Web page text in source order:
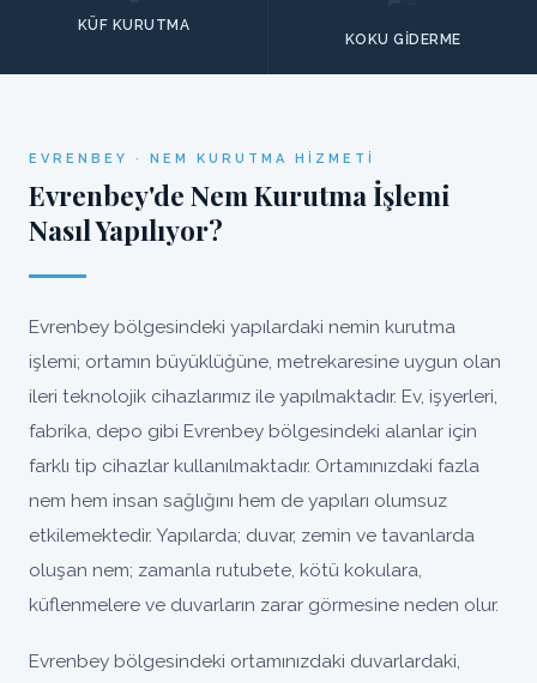
KÜF KURUTMA
KOKU GIDERME
EVRENBEY · NEM KURUTMA HIZMETI
Evrenbey'de Nem Kurutma İşlemi
Nasıl Yapılıyor?
Evrenbey bölgesindeki yapılardaki nemin kurutma
işlemi; ortamın büyüklüğüne, metrekaresine uygun olan
ileri teknolojik cihazlarımız ile yapılmaktadır. Ev, işyerleri,
fabrika, depo gibi Evrenbey bölgesindeki alanlar için
farklı tip cihazlar kullanılmaktadır. Ortamınızdaki fazla
nem hem insan sağlığını hem de yapıları olumsuz
etkilemektedir. Yapılarda; duvar, zemin ve tavanlarda
oluşan nem; zamanla rutubete, kötü kokulara,
küflenmelere ve duvarların zarar görmesine neden olur.
Evrenbey bölgesindeki ortamınızdaki duvarlardaki,